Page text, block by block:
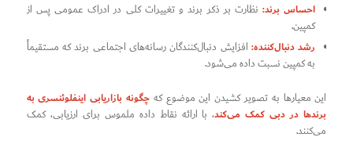
احساس برند:نظارت بر ذکر برند و تغییرات کلی در ادراک عمومی پس از
کمپین.
رشد دنبال‌کننده:افزایش دنبال‌کنندگان رسانه‌های اجتماعی برند که مستقیماً
به کمپین نسبت داده می‌شود.
این معیارها به تصویر کشیدن این موضوع که چگونه بازاریابی اینفلوئنسری به
برندها در دبی کمک می‌کند، با ارائه نقاط داده ملموس برای ارزیابی، کمک
می‌کنند.